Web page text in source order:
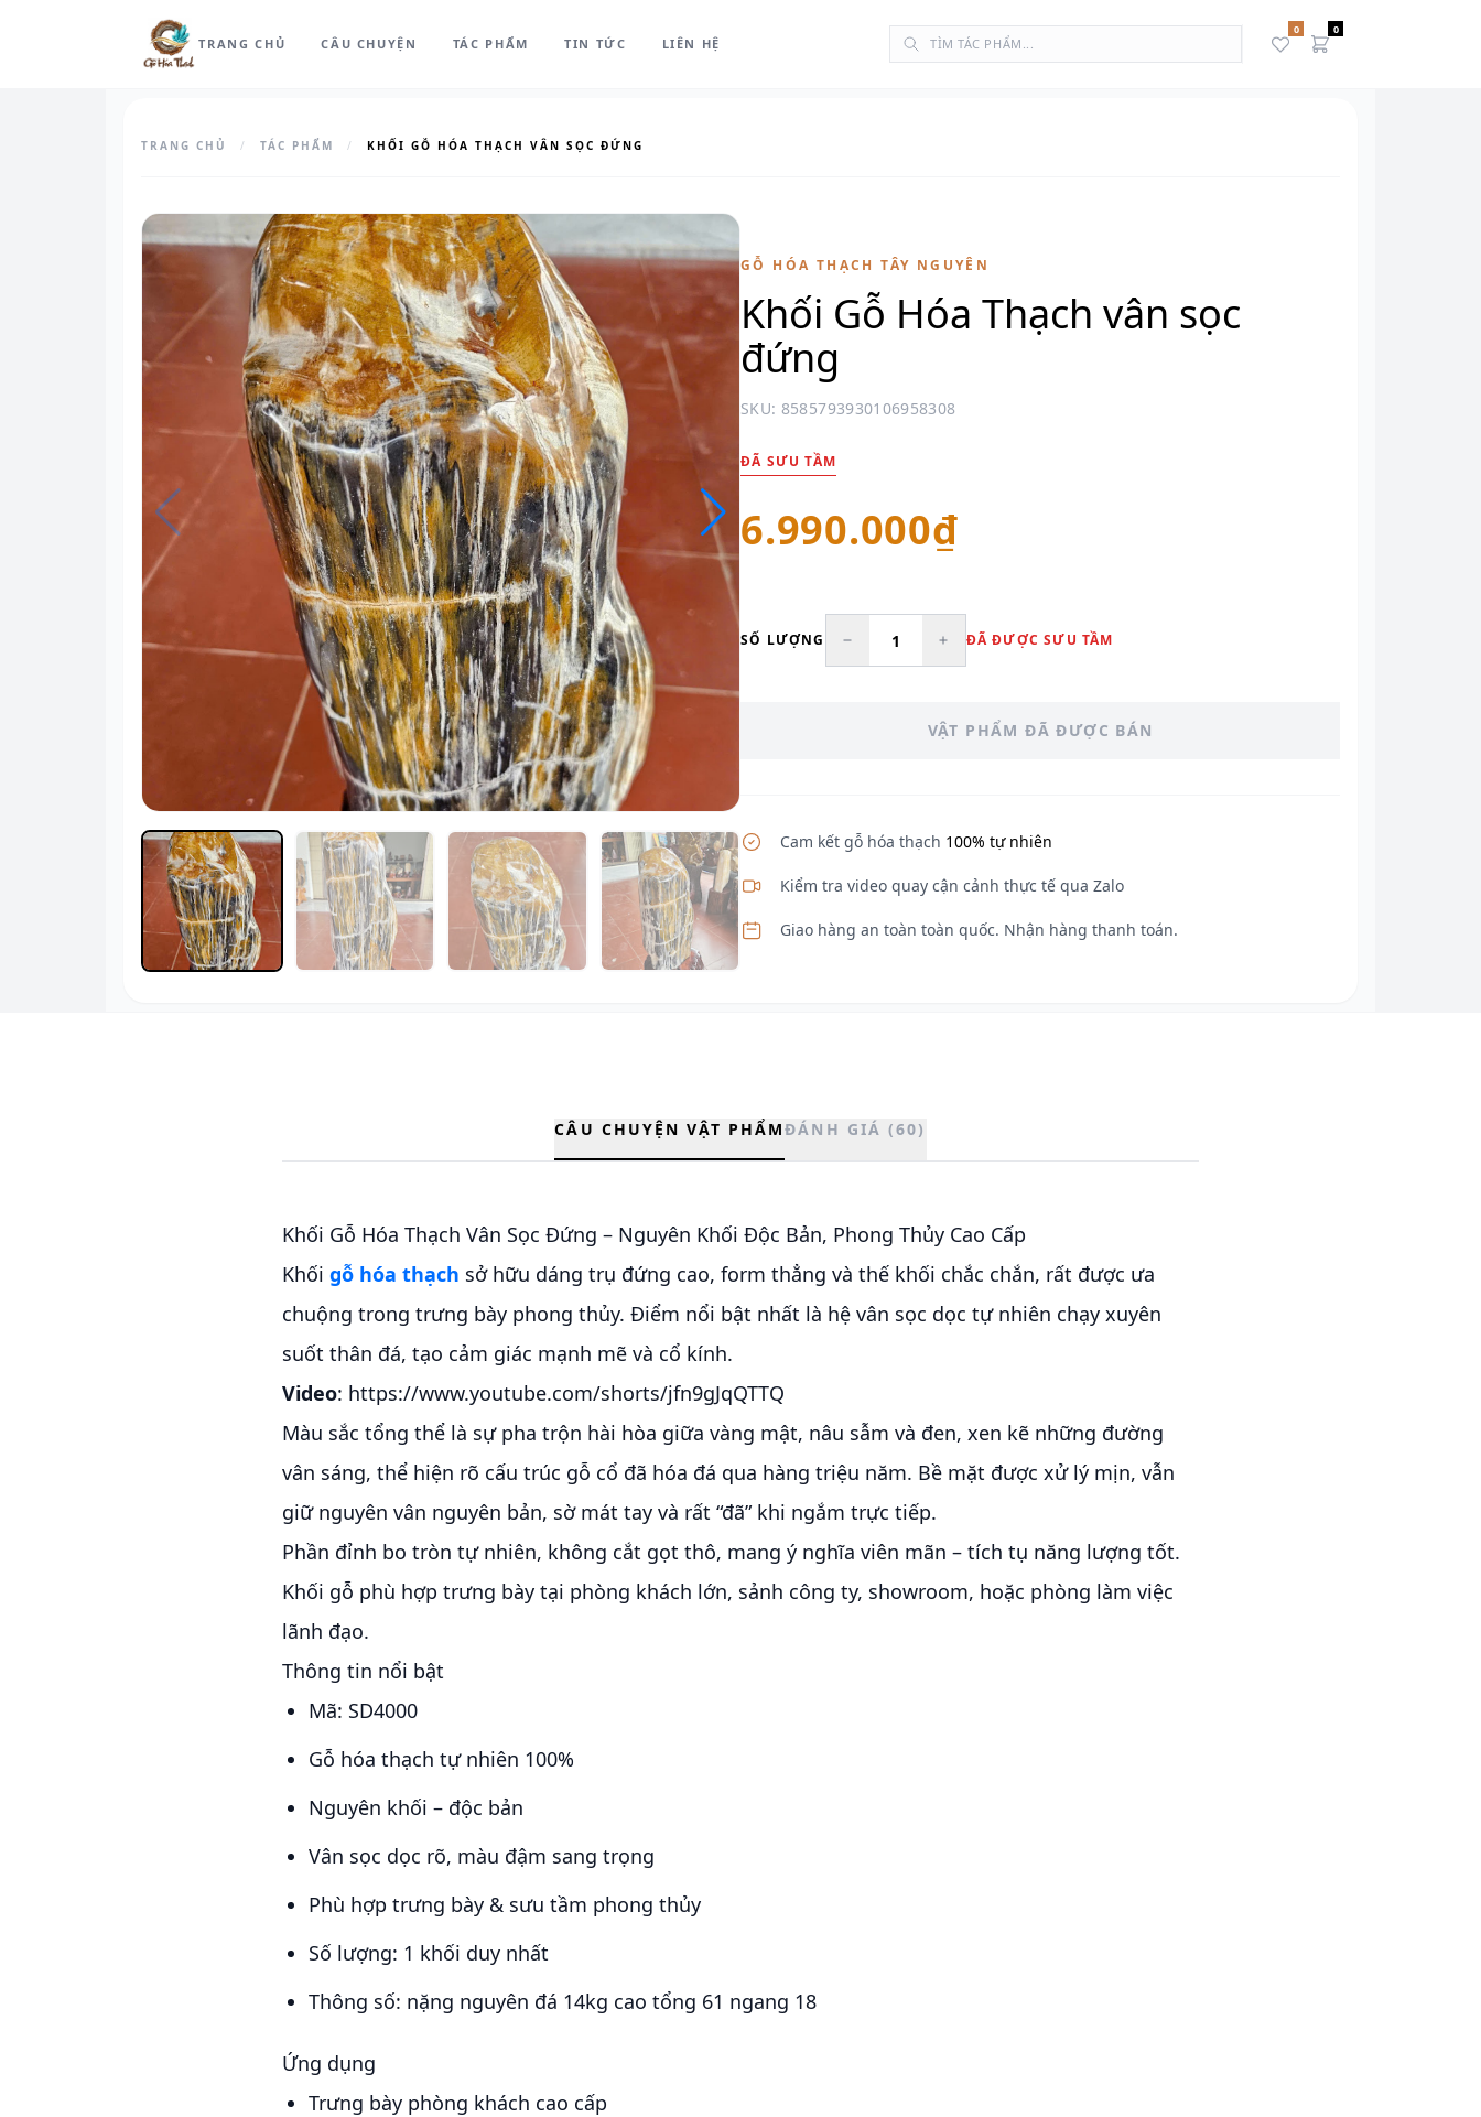
TRANG CHỦ CÂU CHUYỆN TÁC PHẨM TIN TỨC LIÊN HỆ
0 0
TRANG CHỦ / TÁC PHẨM / KHỐI GỖ HÓA THẠCH VÂN SỌC ĐỨNG
GỖ HÓA THẠCH TÂY NGUYÊN
Khối Gỗ Hóa Thạch vân sọc
đứng
SKU: 8585793930106958308
ĐÃ SƯU TẦM
6.990.000₫
SỐ LƯỢNG ĐÃ ĐƯỢC SƯU TẦM
VẬT PHẨM ĐÃ ĐƯỢC BÁN
Cam kết gỗ hóa thạch 100% tự nhiên
Kiểm tra video quay cận cảnh thực tế qua Zalo
Giao hàng an toàn toàn quốc. Nhận hàng thanh toán.
CÂU CHUYỆN VẬT PHẨMĐÁNH GIÁ (60)
Khối Gỗ Hóa Thạch Vân Sọc Đứng – Nguyên Khối Độc Bản, Phong Thủy Cao Cấp
Khối gỗ hóa thạch sở hữu dáng trụ đứng cao, form thẳng và thế khối chắc chắn, rất được ưa
chuộng trong trưng bày phong thủy. Điểm nổi bật nhất là hệ vân sọc dọc tự nhiên chạy xuyên
suốt thân đá, tạo cảm giác mạnh mẽ và cổ kính.
Video: https://www.youtube.com/shorts/jfn9gJqQTTQ
Màu sắc tổng thể là sự pha trộn hài hòa giữa vàng mật, nâu sẫm và đen, xen kẽ những đường
vân sáng, thể hiện rõ cấu trúc gỗ cổ đã hóa đá qua hàng triệu năm. Bề mặt được xử lý mịn, vẫn
giữ nguyên vân nguyên bản, sờ mát tay và rất “đã” khi ngắm trực tiếp.
Phần đỉnh bo tròn tự nhiên, không cắt gọt thô, mang ý nghĩa viên mãn – tích tụ năng lượng tốt.
Khối gỗ phù hợp trưng bày tại phòng khách lớn, sảnh công ty, showroom, hoặc phòng làm việc
lãnh đạo.
Thông tin nổi bật
Mã: SD4000
Gỗ hóa thạch tự nhiên 100%
Nguyên khối – độc bản
Vân sọc dọc rõ, màu đậm sang trọng
Phù hợp trưng bày & sưu tầm phong thủy
Số lượng: 1 khối duy nhất
Thông số: nặng nguyên đá 14kg cao tổng 61 ngang 18
Ứng dụng
Trưng bày phòng khách cao cấp